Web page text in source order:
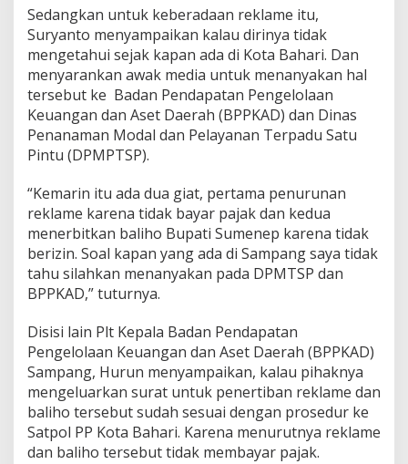
Sedangkan untuk keberadaan reklame itu,
Suryanto menyampaikan kalau dirinya tidak
mengetahui sejak kapan ada di Kota Bahari. Dan
menyarankan awak media untuk menanyakan hal
tersebut ke Badan Pendapatan Pengelolaan
Keuangan dan Aset Daerah (BPPKAD) dan Dinas
Penanaman Modal dan Pelayanan Terpadu Satu
Pintu (DPMPTSP).
“Kemarin itu ada dua giat, pertama penurunan
reklame karena tidak bayar pajak dan kedua
menerbitkan baliho Bupati Sumenep karena tidak
berizin. Soal kapan yang ada di Sampang saya tidak
tahu silahkan menanyakan pada DPMTSP dan
BPPKAD,” tuturnya.
Disisi lain Plt Kepala Badan Pendapatan
Pengelolaan Keuangan dan Aset Daerah (BPPKAD)
Sampang, Hurun menyampaikan, kalau pihaknya
mengeluarkan surat untuk penertiban reklame dan
baliho tersebut sudah sesuai dengan prosedur ke
Satpol PP Kota Bahari. Karena menurutnya reklame
dan baliho tersebut tidak membayar pajak.